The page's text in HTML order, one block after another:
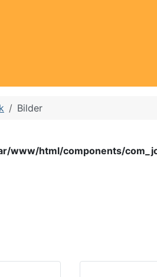
Bilder
www/html/components/